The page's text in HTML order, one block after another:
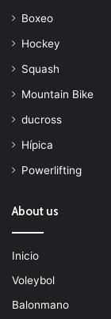
Boxeo
Hockey
Squash
Mountain Bike
ducross
Hípica
Powerlifting
About us
Inicio
Voleybol
Balonmano